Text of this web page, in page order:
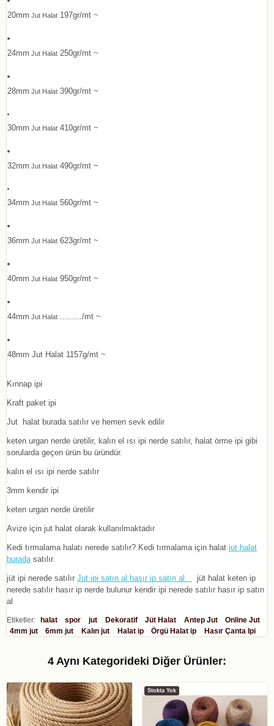
20mm Jut Halat 197gr/mt ~
24mm Jut Halat 250gr/mt ~
28mm Jut Halat 390gr/mt ~
30mm Jut Halat 410gr/mt ~
32mm Jut Halat 490gr/mt ~
34mm Jut Halat 560gr/mt ~
36mm Jut Halat 623gr/mt ~
40mm Jut Halat 950gr/mt ~
44mm Jut Halat ........./mt ~
48mm Jut Halat 1157g/mt ~
Kınnap ipi
Kraft paket ipi
Jut halat burada satılır ve hemen sevk edilir
keten urgan nerde üretilir, kalın el ısı ipi nerde satılır, halat örme ipi gibi
sorularda geçen ürün bu üründür.
kalın el ısı ipi nerde satılır
3mm kendir ipi
keten urgan nerde üretilir
Avize için jut halat olarak kullanılmaktadır
Kedi tırmalama halatı nerede satılır? Kedi tırmalama için halat jut halat
buradasatılır.
jüt ipi nerede satılır Jut ipi satın al hasır ip satın al
jüt halat keten ip
nerede satılır hasır ip nerde bulunur kendir ipi nerede satılır hasır ip satın
al
Etiketler: halat spor jut Dekoratif Jüt Halat Antep Jut
Online Jut
4mm jut
6mm jut Kalın jut Halat ip Örgü Halat ip Hasır Çanta Ipi
4 Aynı Kategorideki Diğer Ürünler:
Stokta Yok